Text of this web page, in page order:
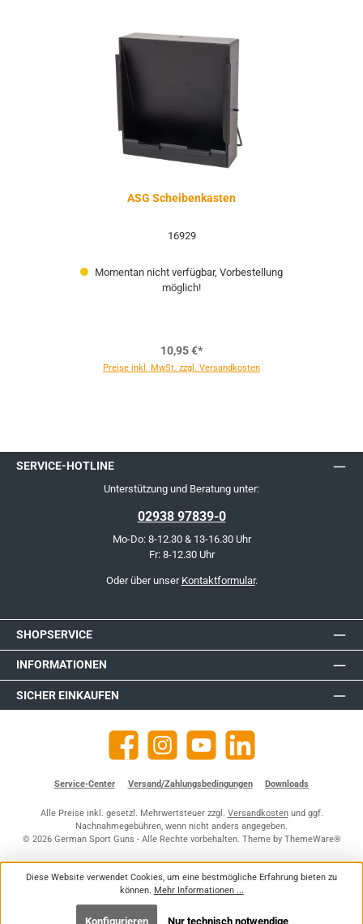
ASG Scheibenkasten
16929
Momentan nicht verfügbar, Vorbestellung
möglich!
10,95 €*
Preise inkl. MwSt. zzgl. Versandkosten
SERVICE-HOTLINE
Unterstützung und Beratung unter:
02938 97839-0
Mo-Do: 8-12.30 & 13-16.30 Uhr
Fr: 8-12.30 Uhr
Oder über unser Kontaktformular.
SHOPSERVICE
INFORMATIONEN
SICHER EINKAUFEN
Facebook Instagram YouTube https://de.linkedin.com/company/
Service-Center Versand/Zahlungsbedingungen Downloads
Alle Preise inkl. gesetzl. Mehrwertsteuer zzgl. Versandkostenund ggf.
Nachnahmegebühren, wenn nicht anders angegeben.
© 2026 German Sport Guns - Alle Rechte vorbehalten. Theme by ThemeWare®
Diese Website verwendet Cookies, um eine bestmögliche Erfahrung bieten zu
können. Mehr Informationen ...
Nur technisch notwendige
Konfigurieren